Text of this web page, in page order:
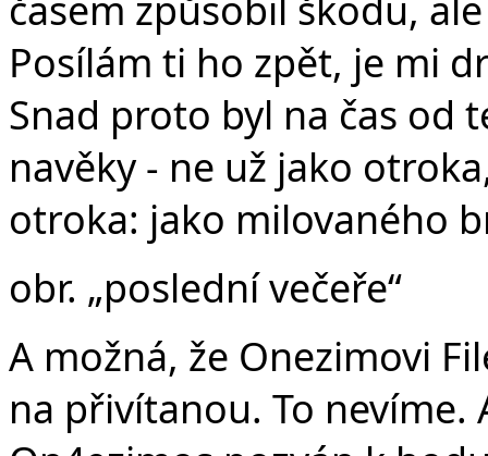
Posílám ti ho zpět, je mi
Snad proto byl na čas od
navěky - ne už jako
otroka: jako milovaného
obr. „poslední večeře“
A možná, že Onezimovi
na přivítanou. To nevíme.